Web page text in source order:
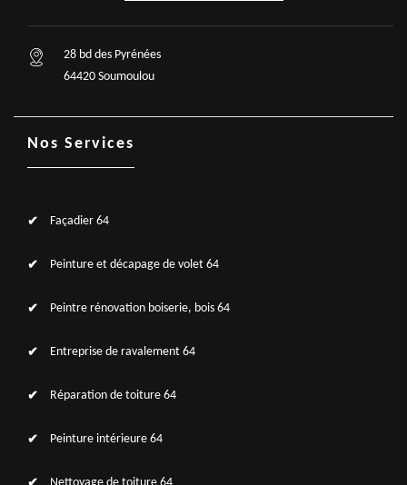
28 bd des Pyrénées
64420 Soumoulou
Nos Services
Façadier 64
Peinture et décapage de volet 64
Peintre rénovation boiserie, bois 64
Entreprise de ravalement 64
Réparation de toiture 64
Peinture intérieure 64